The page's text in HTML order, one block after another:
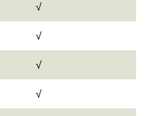
√
√
√
√